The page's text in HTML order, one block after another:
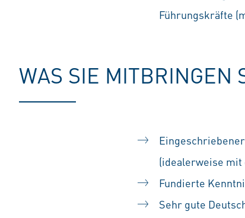
Führungskräfte
WAS SIE MITBRINGEN
(idealerweise mit
Fundierte
Sehr gute